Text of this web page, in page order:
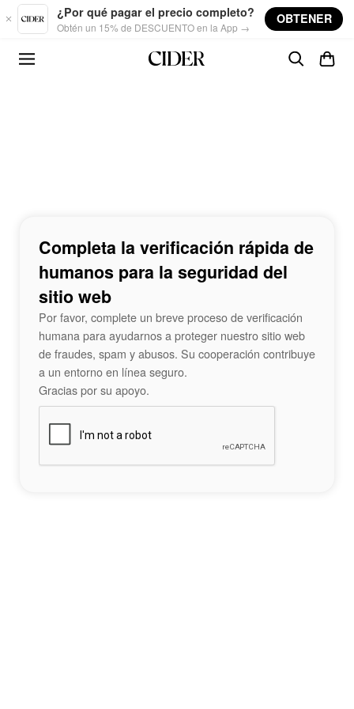
Skip to main content
¿Por qué pagar el precio completo?
Obtén un 15% de DESCUENTO en la App →
OBTENER
Completa la verificación rápida de
humanos para la seguridad del
sitio web
Por favor, complete un breve proceso de verificación
humana para ayudarnos a proteger nuestro sitio web
de fraudes, spam y abusos. Su cooperación contribuye
a un entorno en línea seguro.
Gracias por su apoyo.